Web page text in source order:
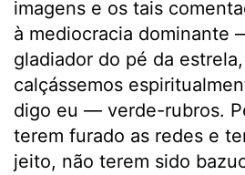
imagens e os tais
à mediocracia dominante
gladiador do pé da
calçássemos
digo eu — verde-rubros.
terem furado as redes e
jeito, não terem sido